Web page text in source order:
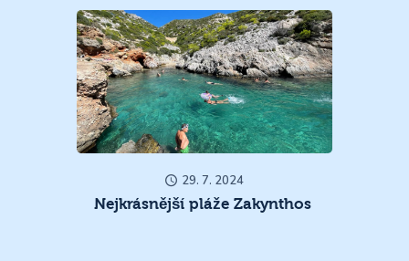
29. 7. 2024
Nejkrásnější pláže Zakynthos